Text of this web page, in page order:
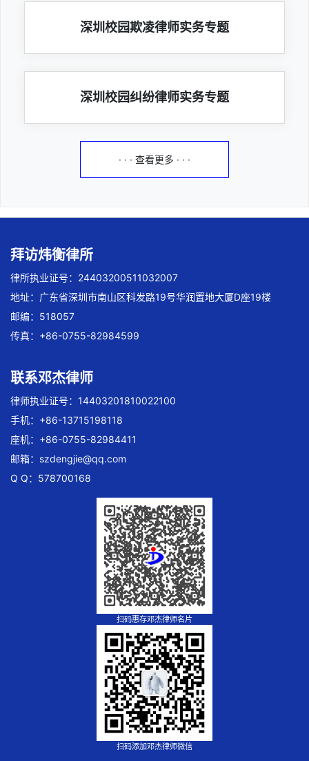
深圳校园欺凌律师实务专题
深圳校园纠纷律师实务专题
· · · 查看更多 · · ·
拜访炜衡律所
律所执业证号：24403200511032007
地址：广东省深圳市南山区科发路19号华润置地大厦D座19楼
邮编：518057
传真：+86-0755-82984599
联系邓杰律师
律师执业证号：14403201810022100
手机：+86-13715198118
座机：+86-0755-82984411
邮箱： szdengjie@qq.com
Q Q：578700168
扫码惠存邓杰律师名片
扫码添加邓杰律师微信